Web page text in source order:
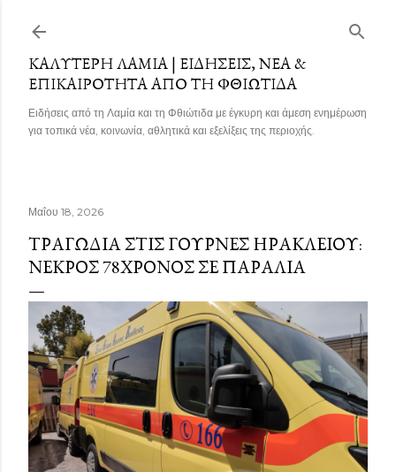
ΚΑΛΎΤΕΡΗ ΛΑΜΊΑ | ΕΙΔΉΣΕΙΣ, ΝΈΑ &
ΕΠΙΚΑΙΡΌΤΗΤΑ ΑΠΌ ΤΗ ΦΘΙΏΤΙΔΑ
Ειδήσεις από τη Λαμία και τη Φθιώτιδα με έγκυρη και άμεση ενημέρωση
για τοπικά νέα, κοινωνία, αθλητικά και εξελίξεις της περιοχής.
Μαΐου 18, 2026
ΤΡΑΓΩΔΊΑ ΣΤΙΣ ΓΟΎΡΝΕΣ ΗΡΑΚΛΕΊΟΥ:
ΝΕΚΡΌΣ 78ΧΡΟΝΟΣ ΣΕ ΠΑΡΑΛΊΑ